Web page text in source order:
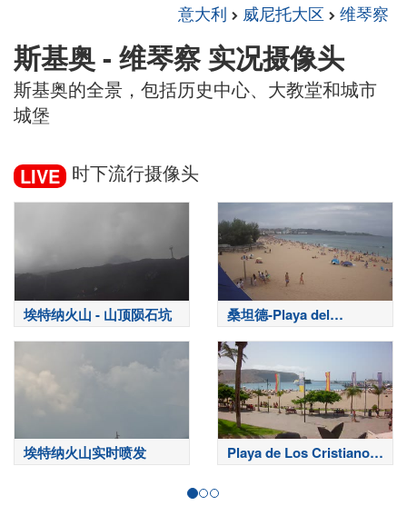
意大利 威尼托大区 维琴察
斯基奥 - 维琴察 实况摄像头
斯基奥的全景，包括历史中心、大教堂和城市
城堡
LIVE 时下流行摄像头
埃特纳火山 - 山顶陨石坑
桑坦德-Playa del
Sardinero
埃特纳火山实时喷发
Playa de Los Cristianos-
特内里费岛